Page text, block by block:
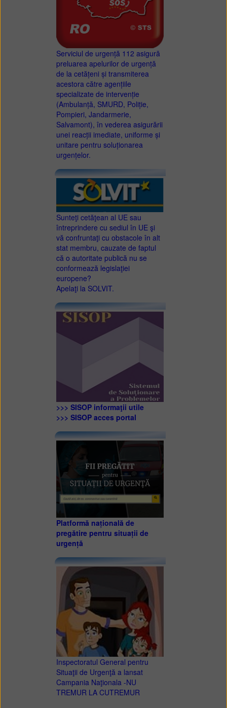
Serviciul de urgență 112 asigură
preluarea apelurilor de urgență
de la cetățeni și transmiterea
acestora către agențiile
specializate de intervenție
(Ambulanță, SMURD, Poliție,
Pompieri, Jandarmerie,
Salvamont), în vederea asigurării
unei reacții imediate, uniforme și
unitare pentru soluționarea
urgențelor.
Sunteţi cetăţean al UE sau
întreprindere cu sediul în UE şi
vă confruntaţi cu obstacole în alt
stat membru, cauzate de faptul
că o autoritate publică nu se
conformează legislaţiei
europene?
Apelaţi la SOLVIT.
>>> SISOP informaţii utile
>>> SISOP acces portal
Platformă națională de
pregătire pentru situații de
urgență
Inspectoratul General pentru
Situaţii de Urgenţă a lansat
Campania Naţionala -NU
TREMUR LA CUTREMUR